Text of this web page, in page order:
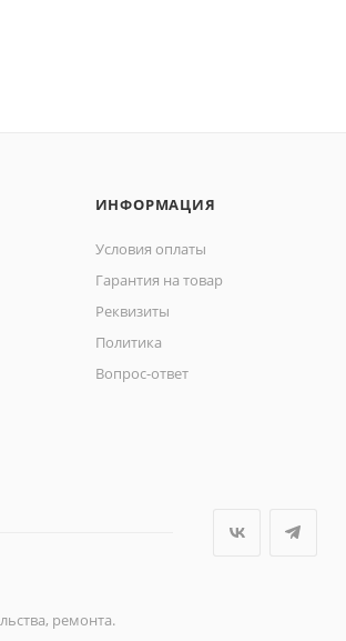
ИНФОРМАЦИЯ
Условия оплаты
Гарантия на товар
Реквизиты
Политика
Вопрос-ответ
ремонта.